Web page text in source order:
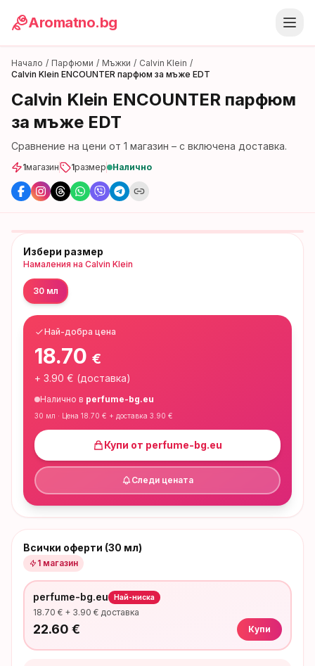
Aromatno.bg
Начало / Парфюми / Мъжки / Calvin Klein /
Calvin Klein ENCOUNTER парфюм за мъже EDT
Calvin Klein ENCOUNTER парфюм
за мъже EDT
Сравнение на цени от 1 магазин – с включена доставка.
1магазин 1размер Налично
Избери размер
Намаления на Calvin Klein
30 мл
Най-добра цена
18.70 €
+ 3.90 € (доставка)
Налично в perfume-bg.eu
30 мл · Цена 18.70 € + доставка 3.90 €
Купи от perfume-bg.eu
Следи цената
Всички оферти (30 мл)
1 магазин
perfume-bg.eu Най-ниска
18.70 € + 3.90 € доставка
22.60 € Купи